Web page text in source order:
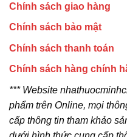
Chính sách giao hàng
Chính sách bảo mật
Chính sách thanh toán
Chính sách hàng chính
*** Website
phẩm trên Online, mọi
cấp thông tin tham khảo